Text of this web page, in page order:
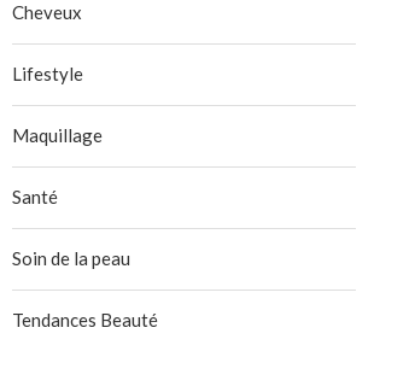
Cheveux
Lifestyle
Maquillage
Santé
Soin de la peau
Tendances Beauté